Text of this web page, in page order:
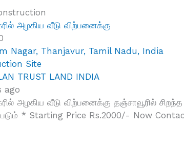
அழகிய வீடு விற்பனைக்கு
Nagar, Thanjavur, Tamil Nadu, India
Site
TRUST LAND INDIA
ago
அழகிய வீடு விற்பனைக்கு தஞ்சாவூரில்
* Starting Price Rs.2000/- Now